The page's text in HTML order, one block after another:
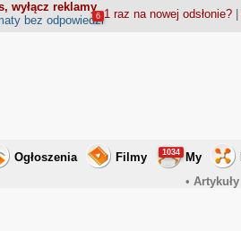
wyłącz reklamy
1 raz na nowej odsłonie?|
bez odpowiedzi
6
Ogłoszenia Filmy My
1034
• Artykuły